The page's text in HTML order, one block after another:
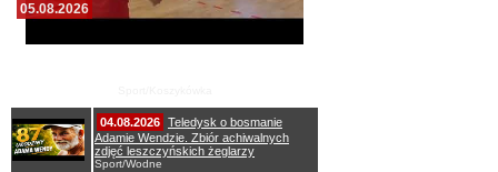
05.08.2026
04.08.2026 Teledysk o bosmanie
Adamie Wendzie. Zbiór achiwalnych
zdjęć leszczyńskich żeglarzy
Sport/Wodne